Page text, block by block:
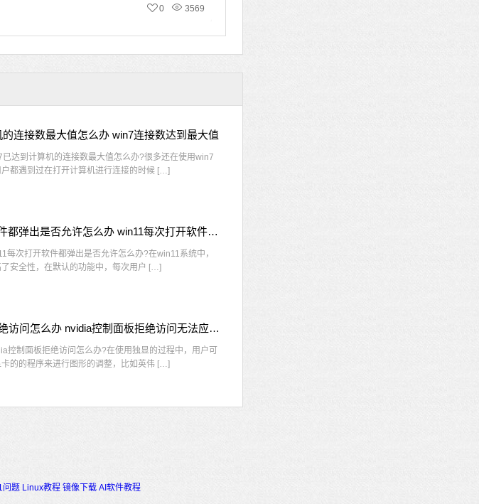
3569
0
连接数最大值怎么办 win7连接数达到最大值
到计算机的连接数最大值怎么办?很多还在使用win7
户都遇到过在打开计算机进行连接的时候 […]
win11每次打开软件都弹出是否允许怎么办 win11每次打开软件都要确认
次打开软件都弹出是否允许怎么办?在win11系统中，
了安全性，在默认的功能中，每次用户 […]
nvidia控制面板拒绝访问怎么办 nvidia控制面板拒绝访问无法应用选定的设置win10
制面板拒绝访问怎么办?在使用独显的过程中，用户可
卡的的程序来进行图形的调整，比如英伟 […]
问题 Linux教程 镜像下载 AI软件教程